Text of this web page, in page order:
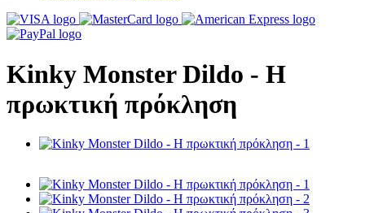
Kinky Monster Dildo - Η
πρωκτική πρόκληση